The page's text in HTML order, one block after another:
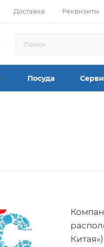
Доставка Реквизиты
Посуда
Китая»)